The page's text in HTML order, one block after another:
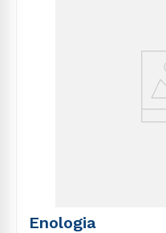
Enologia